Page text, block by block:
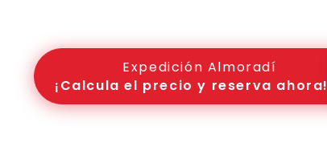
Expedición Almoradí
¡Calcula el precio y reserva ahora!